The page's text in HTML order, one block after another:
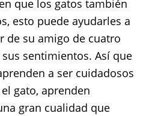
que los gatos también
esto puede ayudarles a
de su amigo de cuatro
sentimientos. Así que
a ser cuidadosos
gato, aprenden
gran cualidad que